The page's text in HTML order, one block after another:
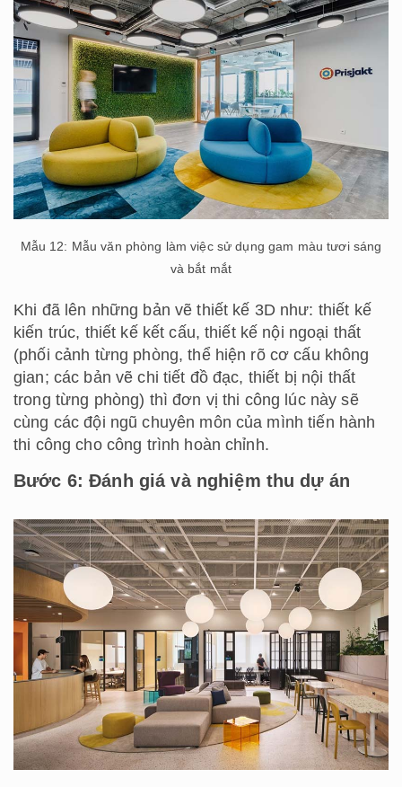
Mẫu 12: Mẫu văn phòng làm việc sử dụng gam màu tươi sáng
và bắt mắt
Khi đã lên những bản vẽ thiết kế 3D như: thiết kế
kiến trúc, thiết kế kết cấu, thiết kế nội ngoại thất
(phối cảnh từng phòng, thể hiện rõ cơ cấu không
gian; các bản vẽ chi tiết đồ đạc, thiết bị nội thất
trong từng phòng) thì đơn vị thi công lúc này sẽ
cùng các đội ngũ chuyên môn của mình tiến hành
thi công cho công trình hoàn chỉnh.
Bước 6: Đánh giá và nghiệm thu dự án